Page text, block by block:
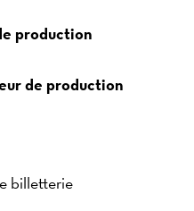
production
de production
billetterie